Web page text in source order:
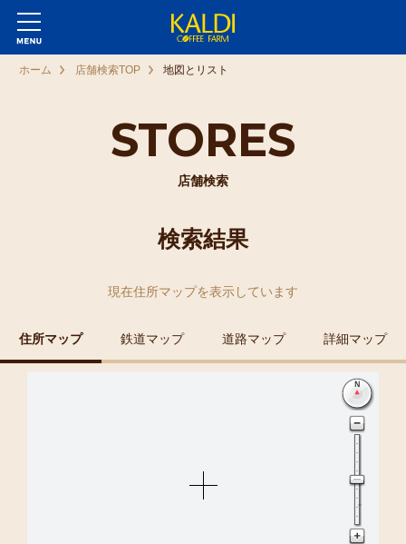
STORES
店舗検索
ホーム 店舗検索TOP 地図とリスト
検索結果
現在住所マップを表示しています
住所マップ 鉄道マップ 道路マップ 詳細マップ